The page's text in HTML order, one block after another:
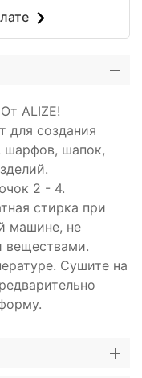
ALIZE!
для создания
шарфов, шапок,
2 - 4.
стирка при
машине, не
веществами.
Сушите на